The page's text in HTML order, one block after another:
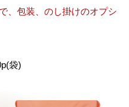
、包装、のし掛けのオプシ
袋)